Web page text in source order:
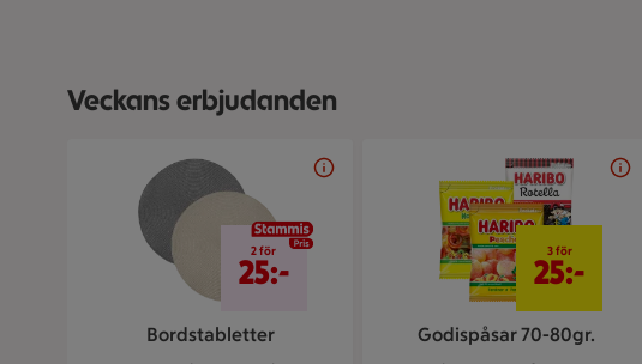
Veckans erbjudanden
Bildspel med 5 bilder.
Bordstabletter
2 för 25 kr
2 för
25:-
Godispåsar 70-80gr.
3 för
25:-